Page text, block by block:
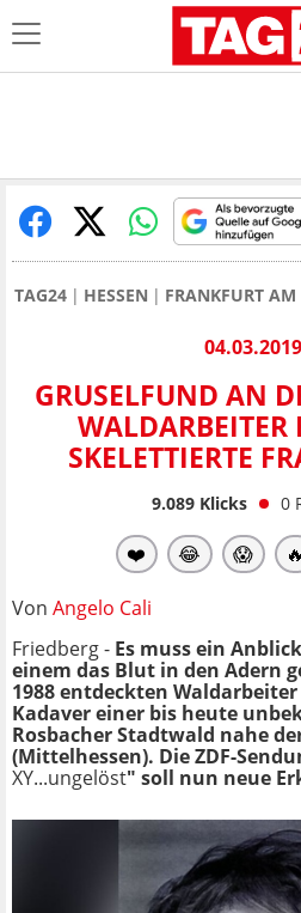
TAG24 HESSEN FRANKFURT
GRUSELFUND AN
WALDARBEITER
SKELETTIERTE
9.089Klicks 0
❤️ 😂 😱 🔥
Von Angelo Cali
Friedberg - Es muss ein
einem das Blut in den Adern
1988 entdeckten
Kadaver einer bis heute
Rosbacher Stadtwald nahe
(Mittelhessen). Die ZDF-
XY...ungelöst" soll nun neue